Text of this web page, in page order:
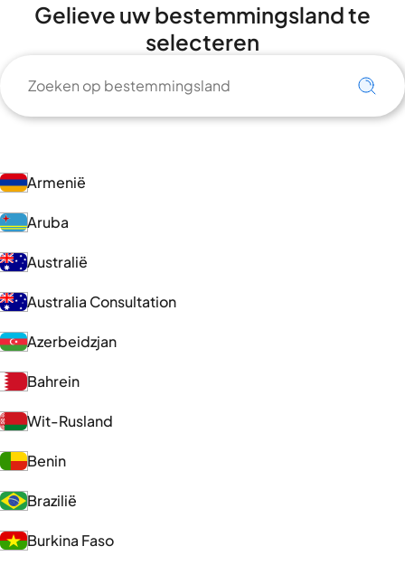
Gelieve uw bestemmingsland te
selecteren
Armenië
Aruba
Australië
Australia Consultation
Azerbeidzjan
Bahrein
Wit-Rusland
Benin
Brazilië
Burkina Faso